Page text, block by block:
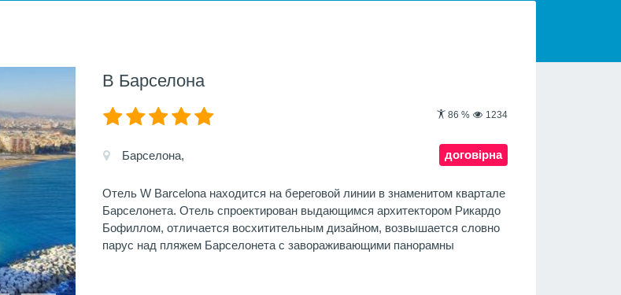
В Барселона
86 % 1234
договірна
Барселона,
Отель W Barcelona находится на береговой линии в знаменитом квартале
Барселонета. Отель спроектирован выдающимся архитектором Рикардо
Бофиллом, отличается восхитительным дизайном, возвышается словно
парус над пляжем Барселонета с завораживающими панорамны